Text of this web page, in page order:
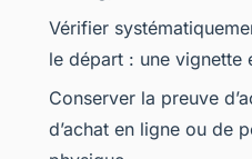
Vérifier
le départ : une vignette
Conserver la preuve
d’achat en ligne ou de